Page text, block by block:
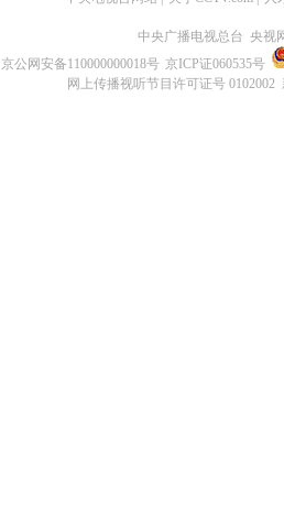
中央广播电视总台 央视
京公网安备110000000018号 京ICP证060535号
网上传播视听节目许可证号 0102002